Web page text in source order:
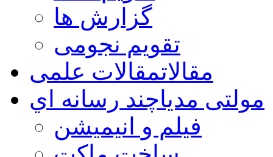
گزارش ها
تقویم نجومی
مقالاتمقالات علمی
مولتی مدیاچند رسانه اي
فیلم و انیمیشن